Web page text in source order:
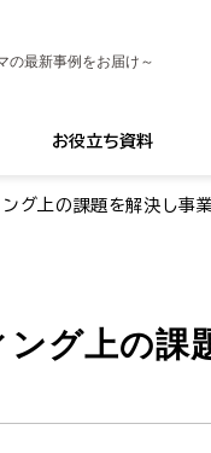
の最新事例をお届け～
お役立ち資料
グ上の課題を解決し事
グ上の課